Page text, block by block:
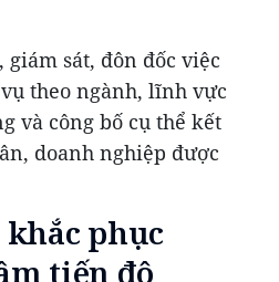
sát, đôn đốc việc
theo ngành, lĩnh vực
và công bố cụ thể kết
doanh nghiệp được
phục
tiến độ